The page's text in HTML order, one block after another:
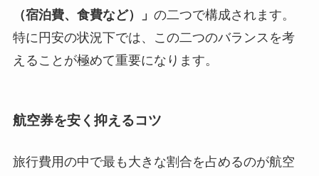
（宿泊費、食費など）」 の二つで構成されます。
特に円安の状況下では、この二つのバランスを考
えることが極めて重要になります。
航空券を安く抑えるコツ
旅行費用の中で最も大きな割合を占めるのが航空